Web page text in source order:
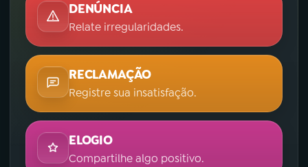
DENÚNCIA
Relate irregularidades.
RECLAMAÇÃO
Registre sua insatisfação.
ELOGIO
Compartilhe algo positivo.